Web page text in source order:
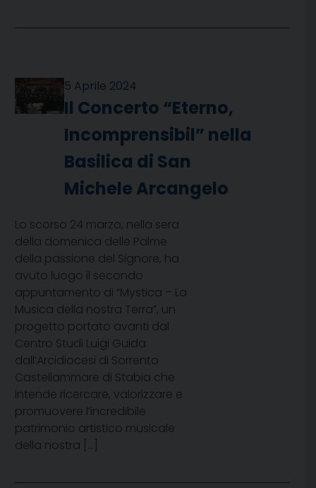
5 Aprile 2024
Il Concerto “Eterno,
Incomprensibil” nella
Basilica di San
Michele Arcangelo
Lo scorso 24 marzo, nella sera
della domenica delle Palme
della passione del Signore, ha
avuto luogo il secondo
appuntamento di “Mystica – La
Musica della nostra Terra”, un
progetto portato avanti dal
Centro Studi Luigi Guida
dall’Arcidiocesi di Sorrento
Castellammare di Stabia che
intende ricercare, valorizzare e
promuovere l’incredibile
patrimonio artistico musicale
della nostra […]